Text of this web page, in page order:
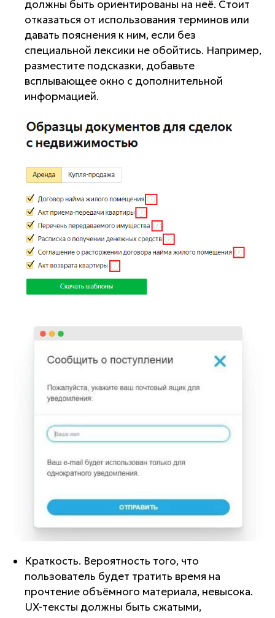
должны быть ориентированы на неё. Стоит
отказаться от использования терминов или
давать пояснения к ним, если без
специальной лексики не обойтись. Например,
разместите подсказки, добавьте
всплывающее окно с дополнительной
информацией.
Краткость. Вероятность того, что
пользователь будет тратить время на
прочтение объёмного материала, невысока.
UX-тексты должны быть сжатыми,